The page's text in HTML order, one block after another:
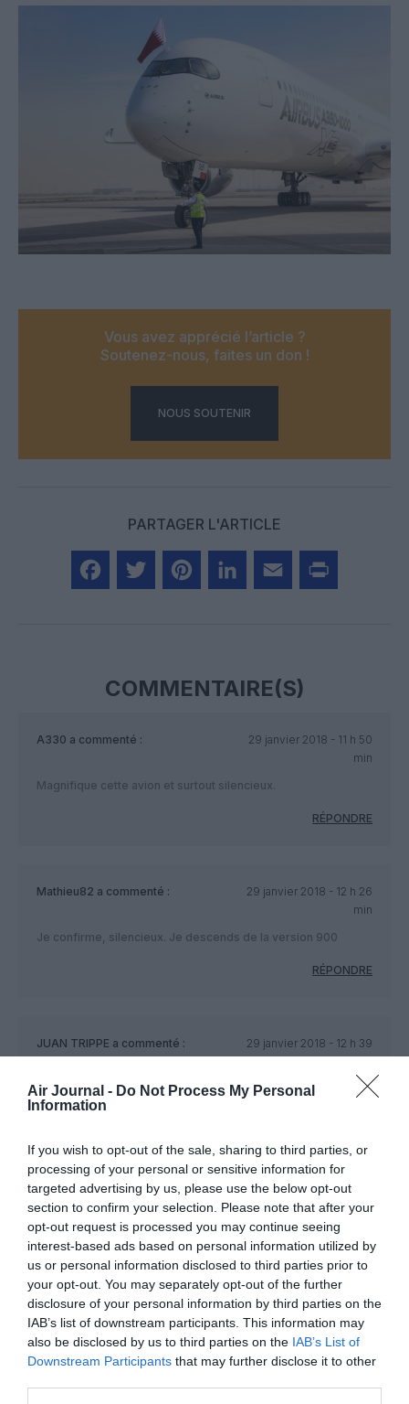
Air Journal - Do Not Process My Personal
Information
If you wish to opt-out of the sale, sharing to third parties, or
processing of your personal or sensitive information for
targeted advertising by us, please use the below opt-out
section to confirm your selection. Please note that after your
opt-out request is processed you may continue seeing
interest-based ads based on personal information utilized by
us or personal information disclosed to third parties prior to
your opt-out. You may separately opt-out of the further
disclosure of your personal information by third parties on the
IAB’s list of downstream participants. This information may
also be disclosed by us to third parties on the IAB’s List of
Downstream Participants that may further disclose it to other
Vous avez apprécié l’article ?
Soutenez-nous, faites un don !
NOUS SOUTENIR
PARTAGER L'ARTICLE
COMMENTAIRE(S)
A330 a commenté :
29 janvier 2018 - 11 h 50
min
Magnifique cette avion et surtout silencieux.
RÉPONDRE
Mathieu82 a commenté :
29 janvier 2018 - 12 h 26
min
Je confirme, silencieux. Je descends de la version 900
RÉPONDRE
JUAN TRIPPE a commenté :
29 janvier 2018 - 12 h 39
J’aime bien cet avion mais dommage pour les petits hublots
très classiques (vs le B787, plus innovateur dans ce domaine)
Euclidea commenté :
29 janvier 2018 - 12 h
58 min
Je suis soulagé, je suis bien sur un site aéro
français.
En France, on est jamais content et cela dure depuis
les tribus gauloises à Alésia (-52 avant JC)
RÉPONDRE